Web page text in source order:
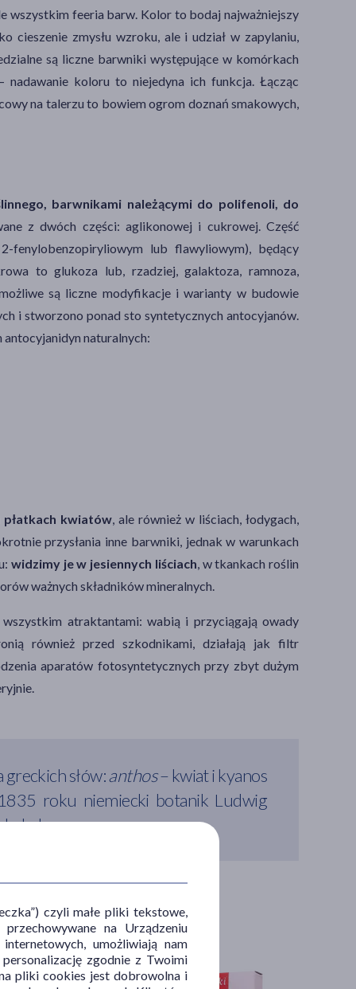
wszystkim feeria barw. Kolor to bodaj najważniejszy
zmysłu wzroku, ale i udział w zapylaniu,
są liczne barwniki występujące w komórkach
koloru to niejedyna ich funkcja. Łącząc
na talerzu to bowiem ogrom doznań smakowych,
barwnikami należącymi do polifenoli, do
z dwóch części: aglikonowej i cukrowej. Część
fenylobenzopiryliowym lub flawyliowym), będący
to glukoza lub, rzadziej, galaktoza, ramnoza,
są liczne modyfikacje i warianty w budowie
i stworzono ponad sto syntetycznych antocyjanów.
antocyjanidyn naturalnych:
kwiatów, ale również w liściach, łodygach,
przysłania inne barwniki, jednak w warunkach
widzimy je w jesiennych liściach, w tkankach roślin
ważnych składników mineralnych.
wszystkim atraktantami: wabią i przyciągają owady
również przed szkodnikami, działają jak filtr
aparatów fotosyntetycznych przy zbyt dużym
słów:anthos– kwiat i kyanos
roku niemiecki botanik Ludwig
czyli małe pliki tekstowe,
na Urządzeniu
umożliwiają nam
zgodnie z Twoimi
pliki cookies jest dobrowolna i